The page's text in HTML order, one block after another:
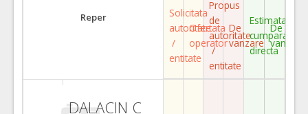
Reper
Solicitata
autoritate
/
entitate
Ofertata
operator
Propus
de
autoritate
/
entitate
De
vanzare
Estimata
cumparare
directa
De
vanzare
DALACIN C